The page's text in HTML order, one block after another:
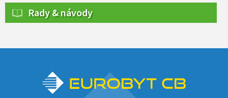
Rady & návody